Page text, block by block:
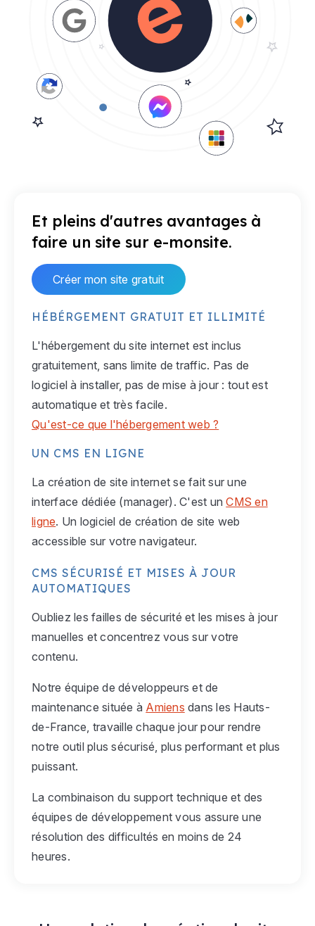
Et pleins d'autres avantages à
faire un site sur e-monsite.
Créer mon site gratuit
HÉBÉRGEMENT GRATUIT ET ILLIMITÉ
L'hébergement du site internet est inclus
gratuitement, sans limite de traffic. Pas de
logiciel à installer, pas de mise à jour : tout est
automatique et très facile.
Qu'est-ce que l'hébergement web ?
UN CMS EN LIGNE
La création de site internet se fait sur une
interface dédiée (manager). C'est unCMS en
ligne. Un logiciel de création de site web
accessible sur votre navigateur.
CMS SÉCURISÉ ET MISES À JOUR
AUTOMATIQUES
Oubliez les failles de sécurité et les mises à jour
manuelles et concentrez vous sur votre
contenu.
Notre équipe de développeurs et de
maintenance située à Amiens dans les Hauts-
de-France, travaille chaque jour pour rendre
notre outil plus sécurisé, plus performant et plus
puissant.
La combinaison du support technique et des
équipes de développement vous assure une
résolution des difficultés en moins de 24
heures.